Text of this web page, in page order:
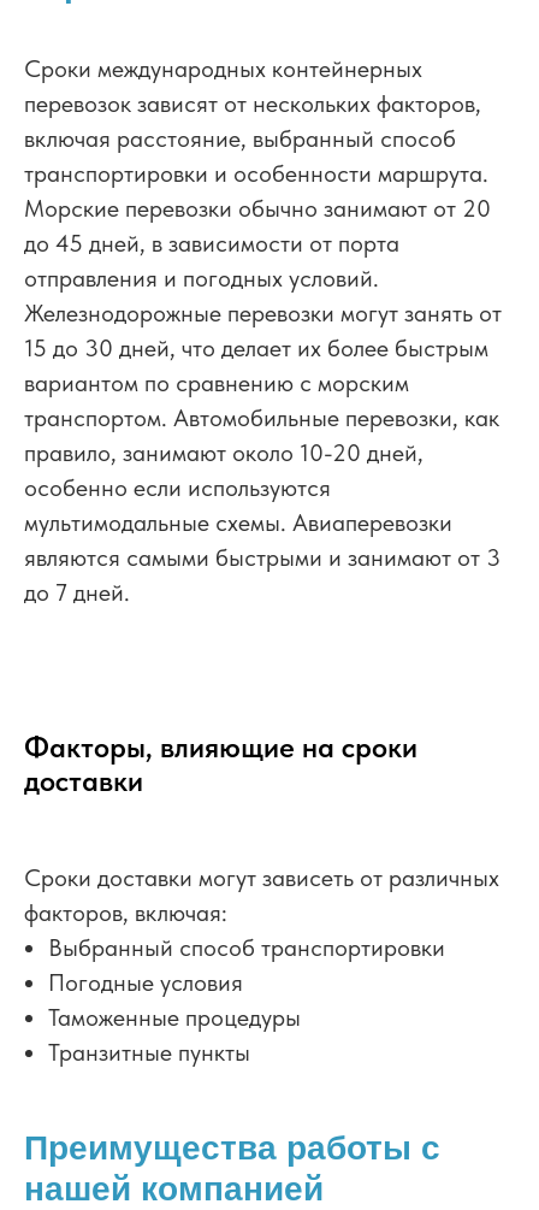
Сроки международных контейнерных
перевозок зависят от нескольких факторов,
включая расстояние, выбранный способ
транспортировки и особенности маршрута.
Морские перевозки обычно занимают от 20
до 45 дней, в зависимости от порта
отправления и погодных условий.
Железнодорожные перевозки могут занять от
15 до 30 дней, что делает их более быстрым
вариантом по сравнению с морским
транспортом. Автомобильные перевозки, как
правило, занимают около 10-20 дней,
особенно если используются
мультимодальные схемы. Авиаперевозки
являются самыми быстрыми и занимают от 3
до 7 дней.
Факторы, влияющие на сроки
доставки
Сроки доставки могут зависеть от различных
факторов, включая:
Выбранный способ транспортировки
Погодные условия
Таможенные процедуры
Транзитные пункты
Преимущества работы с
нашей компанией